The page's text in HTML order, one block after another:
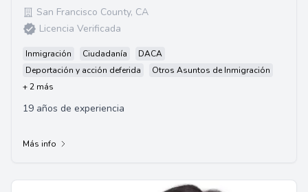
San Francisco County, CA
Licencia Verificada
Inmigración Ciudadanía
DACA
Deportación y acción deferida
Otros Asuntos de Inmigración
+ 2 más
19 años de experiencia
Más info